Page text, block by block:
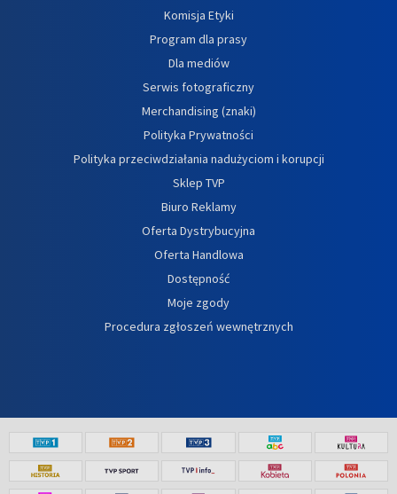
Komisja Etyki
Program dla prasy
Dla mediów
Serwis fotograficzny
Merchandising (znaki)
Polityka Prywatności
Polityka przeciwdziałania nadużyciom i korupcji
Sklep TVP
Biuro Reklamy
Oferta Dystrybucyjna
Oferta Handlowa
Dostępność
Moje zgody
Procedura zgłoszeń wewnętrznych